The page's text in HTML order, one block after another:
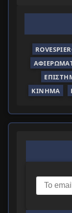
ΚΊΝΗΜΑ